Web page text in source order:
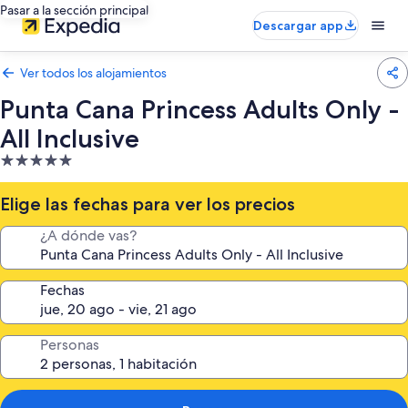
Pasar a la sección principal
Descargar app
Ver todos los alojamientos
Punta Cana Princess Adults Only -
All Inclusive
Alojamiento
de
5.0 estrellas
Elige las fechas para ver los precios
¿A dónde vas?
Fechas
Personas